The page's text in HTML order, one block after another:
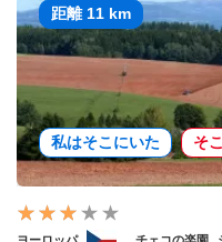
距離 11 km
私はそこにいた そ